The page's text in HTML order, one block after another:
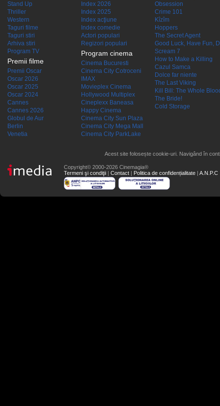
Stand Up
Thriller
Western
Taguri filme
Taguri stiri
Arhiva stiri
Program TV
Premii filme
Premii Oscar
Oscar 2026
Oscar 2025
Oscar 2024
Cannes
Cannes 2026
Globul de Aur
Berlin
Venetia
Index 2026
Index 2025
Index acţiune
Index comedie
Actori populari
Regizori populari
Program cinema
Cinema Bucuresti
Cinema City Cotroceni
IMAX
Movieplex Cinema
Hollywood Multiplex
Cineplexx Baneasa
Happy Cinema
Cinema City Sun Plaza
Cinema City Mega Mall
Cinema City ParkLake
Obsession
Crime 101
Kîzîm
Hoppers
The Secret Agent
Good Luck, Have Fun,
Scream 7
How to Make a Killing
Cazul Samca
Dolce far niente
The Last Viking
Kill Bill: The Whole
The Bride!
Cold Storage
Acest site folosește cookie-uri. Navigând în
Copyright© 2000-2026 Cinemagia®
Termeni şi condiţii | Contact | Politica de confidențialitate | A.N.P.C